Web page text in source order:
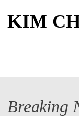
the
content
KIM
Breaking